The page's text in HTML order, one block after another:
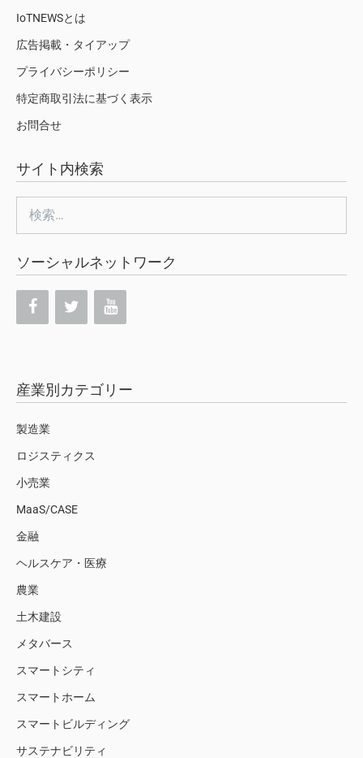
IoTNEWSとは
広告掲載・タイアップ
プライバシーポリシー
特定商取引法に基づく表示
お問合せ
サイト内検索
ソーシャルネットワーク
産業別カテゴリー
製造業
ロジスティクス
小売業
MaaS/CASE
金融
ヘルスケア・医療
農業
土木建設
メタバース
スマートシティ
スマートホーム
スマートビルディング
サステナビリティ